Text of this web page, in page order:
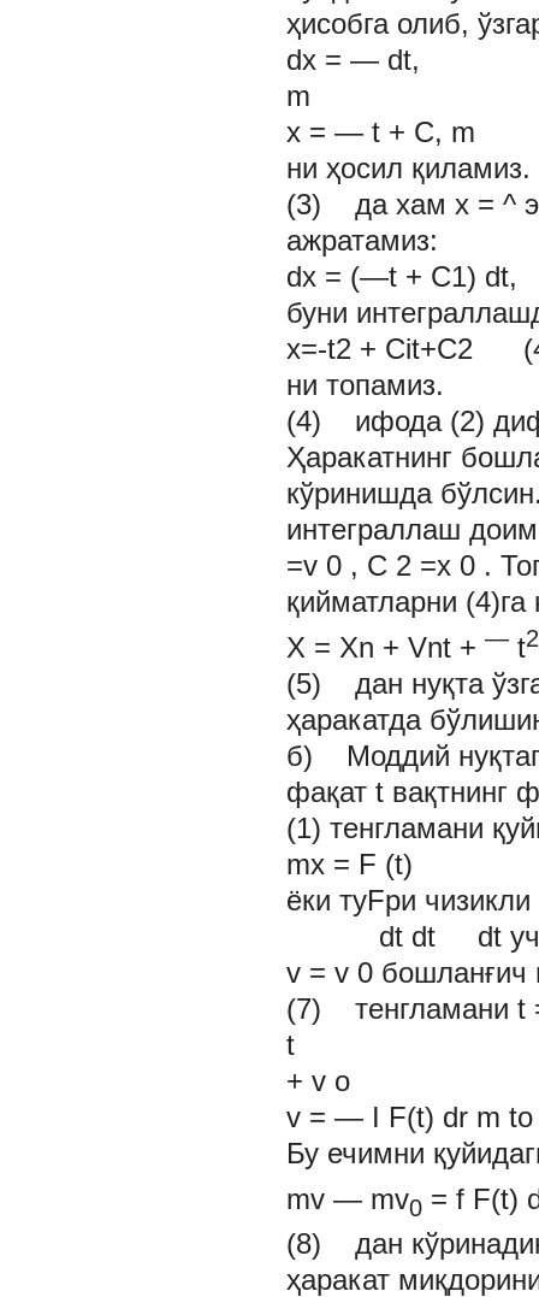
ҳисобга олиб,
dx = — dt,
m
x = — t + С, m
ни ҳосил қиламиз.
(3) да хам x = ^
ажратамиз:
dx = (—t + С1) dt,
буни
x=-t2 + Cit+C2
ни топамиз.
(4) ифода (2)
Ҳаракатнинг
кўринишда
интеграллаш
=v 0 , С 2 =x 0 .
қийматларни (4)га
X = Xn + Vnt + — t
(5) дан нуқта
ҳаракатда
б) Моддий
фақат t вақтнинг
(1) тенгламани
mx = F (t)
ёки туFри
dt dt dt учун
v = v 0 бошланғич
(7) тенгламани t
t
+ v o
v = — I F(t) dr m to
Бу ечимни
mv — mv0 = f F(t)
(8) дан
ҳаракат